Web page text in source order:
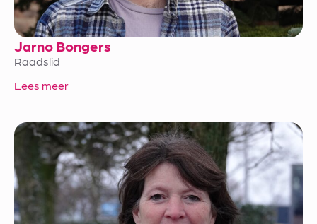
Jarno Bongers
Raadslid
Lees meer